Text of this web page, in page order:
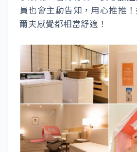
員也會主動告知，用心推推
爾夫感覺都相當舒適！